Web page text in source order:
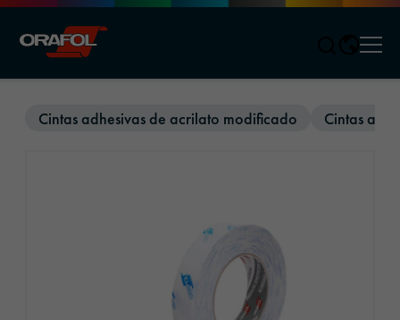
Cintas adhesivas de acrilato modificado Cintas